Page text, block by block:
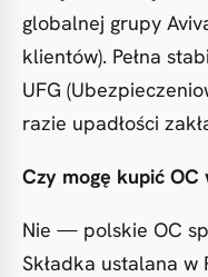
globalnej grupy
klientów). Pełna
UFG
razie upadłości
Czy mogę kupić OC
Nie — polskie OC
Składka ustalana w